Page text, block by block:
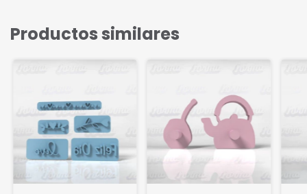
Productos similares